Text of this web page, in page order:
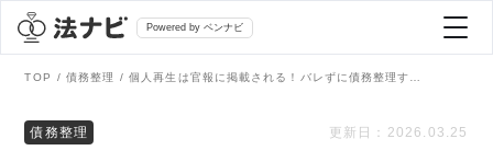
Powered by ベンナビ
TOP 債務整理
債務整理 更新日： 2026.03.25